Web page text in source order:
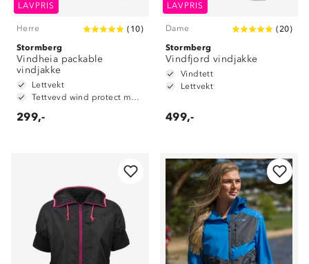
LAVPRIS
Herre ( 10)
Stormberg
Vindheia packable
vindjakke
Lettvekt
Tettvevd wind protect materiale
299,-
LAVPRIS
Dame (20)
Stormberg
Vindfjord vindjakke
Vindtett
Lettvekt
499,-